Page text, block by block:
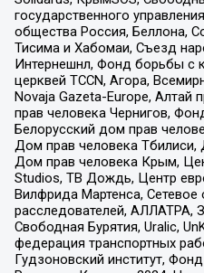
государственного
общества Россия, Беллона,
Тисима и Хабомаи, Съезд
Интернешнл, Фонд борьбы с
церквей TCCN, Агора,
Novaja Gazeta-Europe, Алтай
прав человека Чернигов,
Белорусский дом прав
Дом прав человека Тбилиси,
Дом прав человека Крым,
Studios, ТВ Дождь, Центр
Вилфрида Мартенса,
расследователей, АЛЛАТРА,
Свободная Бурятия, Uralic,
федерация транспортных
Гудзоновский институт,